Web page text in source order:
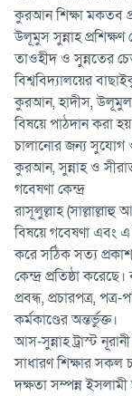
কুরআন শিক্ষা মকতব
উলূমুস সুন্নাহ প্রশিক্ষণ
তাওহীদ ও সুন্নতের
বিশ্ববিদ্যালয়ের
কুরআন, হাদীস, উলূমুল
বিষয়ে পাঠদান করা
চালানোর জন্য সুযোগ
কুরআন, সুন্নাহ ও
গবেষণা কেন্দ্র
রাসূলুল্লাহ
বিষয়ে গবেষণা এবং এ
করে সঠিক সত্য প্রকাশ
কেন্দ্র প্রতিষ্ঠা
প্রবন্ধ, প্রচারপত্র,
কর্মকাণ্ডের অন্তর্ভুক্ত।
আস-সুন্নাহ ট্রাস্ট
সাধারণ শিক্ষার সকল
দক্ষতা সম্পন্ন